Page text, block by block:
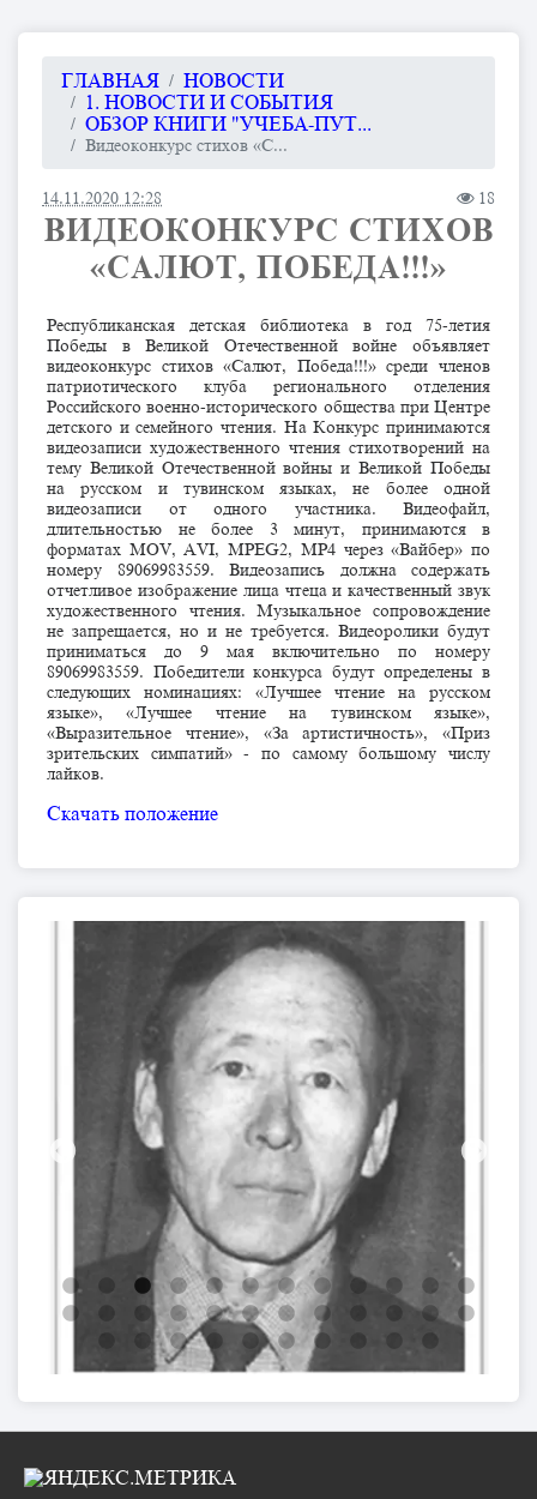
ГЛАВНАЯ
НОВОСТИ
1. НОВОСТИ И СОБЫТИЯ
ОБЗОР КНИГИ "УЧЕБА-ПУТ...
Видеоконкурс стихов «С...
14.11.2020 12:28 18
ВИДЕОКОНКУРС СТИХОВ
«САЛЮТ, ПОБЕДА!!!»
Республиканская детская библиотека в год 75-летия
Победы в Великой Отечественной войне объявляет
видеоконкурс стихов «Салют, Победа!!!» среди членов
патриотического клуба регионального отделения
Российского военно-исторического общества при Центре
детского и семейного чтения. На Конкурс принимаются
видеозаписи художественного чтения стихотворений на
тему Великой Отечественной войны и Великой Победы
на русском и тувинском языках, не более одной
видеозаписи от одного участника. Видеофайл,
длительностью не более 3 минут, принимаются в
форматах MOV, AVI, MPEG2, MP4 через «Вайбер» по
номеру 89069983559. Видеозапись должна содержать
отчетливое изображение лица чтеца и качественный звук
художественного чтения. Музыкальное сопровождение
не запрещается, но и не требуется. Видеоролики будут
приниматься до 9 мая включительно по номеру
89069983559. Победители конкурса будут определены в
следующих номинациях: «Лучшее чтение на русском
языке», «Лучшее чтение на тувинском языке»,
«Выразительное чтение», «За артистичность», «Приз
зрительских симпатий» - по самому большому числу
лайков.
Скачать положение